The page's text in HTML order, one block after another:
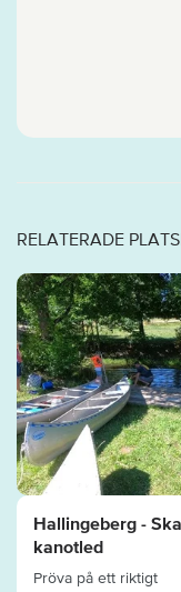
RELATERADE
Hallingeberg -
kanotled
Pröva på ett riktigt